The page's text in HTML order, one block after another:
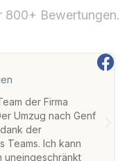
800+ Bewertungen.
der Firma
Umzug nach Genf
der
Teams. Ich kann
uneingeschränkt